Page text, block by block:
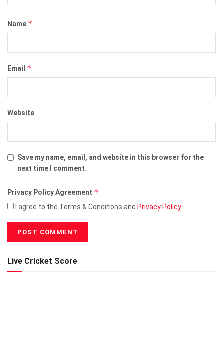
Name *
Email *
Website
Save my name, email, and website in this browser for the
next time I comment.
Privacy Policy Agreement *
I agree to the Terms & Conditions and Privacy Policy.
Live Cricket Score